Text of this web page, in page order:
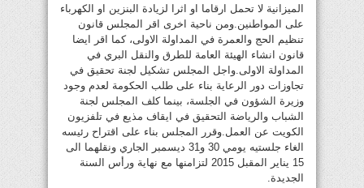
الميزانية لا تحمل ارقاما او اثرا لزيادة البنزين او الكهرباء
على المواطنين.ومن ناحية اخرى اقر المجلس قانون
تنظيم الحج والعمرة في المداولة الاولى، كما اقر ايضا
قانون انشاء الهيئة العامة للطرق والنقل البري في
المداولة الاولى.واجل المجلس تشكيل لجنة تحقيق في
تجاوزات دور الرعاية بناء على طلب الحكومة لعدم وجود
وزيرة الشؤون في الجلسة، بينما كلف المجلس لجنة
الشباب والرياضة التحقيق في ايقاف مذيع في تلفزيون
الكويت عن العمل.وقرر المجلس بناء على اقتراح رئيسه
الغاء جلستيه يومي 30 و31 ديسمبر الجاري ونقلهما الى
15 يناير المقبل 2015 لتزامنها مع نهاية ورأس السنة
الجديدة.